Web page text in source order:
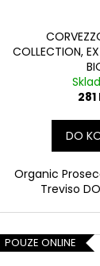
COLLECTION,
DO
Organic
Treviso
POUZE ONLINE